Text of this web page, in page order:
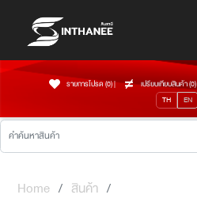
รายการโปรด (0)| เปรียบเทียบสินค้า (0)
TH
EN
Home สินค้า